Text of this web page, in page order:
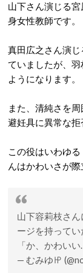
山下さん演じる
身女性教師です。
真田広之さん演
ていましたが、
ようになります。
また、清純さを
避妊具に異常な拒
この役はいわゆ
んはかわいさが際
山下容莉枝さ
ージを持って
「か、かわい
— むみゆ㏋